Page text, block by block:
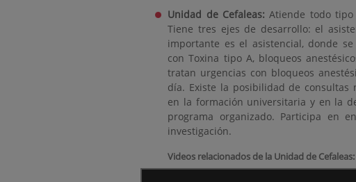
Unidad de Cefaleas: Atiende todo
Tiene tres ejes de desarrollo: el
importante es el asistencial, donde
con Toxina tipo A, bloqueos
tratan urgencias con bloqueos
día. Existe la posibilidad de consultas
en la formación universitaria y en la
programa organizado. Participa en
investigación.
Videos relacionados de la Unidad de Cefaleas: